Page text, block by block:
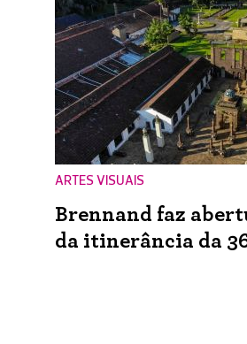
ARTES VISUAIS
Brennand faz
da itinerância da